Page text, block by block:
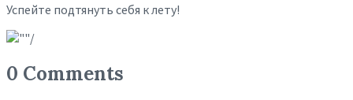
Успейте подтянуть себя к лету!
0 Comments